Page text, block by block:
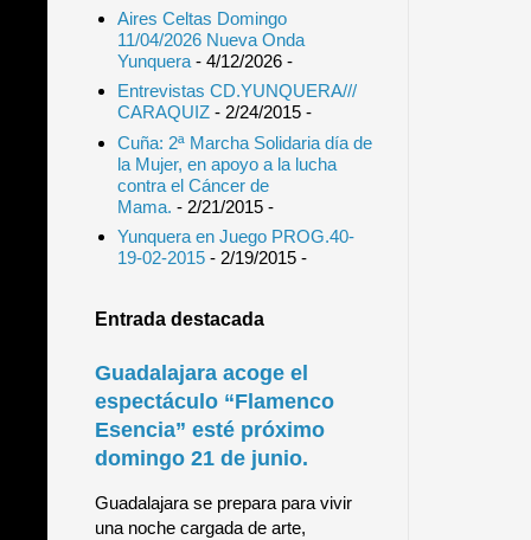
Aires Celtas Domingo
11/04/2026 Nueva Onda
Yunquera- 4/12/2026-
Entrevistas CD.YUNQUERA///
CARAQUIZ- 2/24/2015-
Cuña: 2ª Marcha Solidaria día de
la Mujer, en apoyo a la lucha
contra el Cáncer de
Mama. - 2/21/2015-
Yunquera en Juego PROG.40-
19-02-2015- 2/19/2015-
Entrada destacada
Guadalajara acoge el
espectáculo “Flamenco
Esencia” esté próximo
domingo 21 de junio.
Guadalajara se prepara para vivir
una noche cargada de arte,